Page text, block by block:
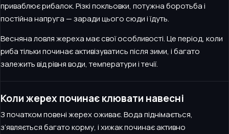
приваблює рибалок. Різкі покльовки, потужна боротьба і
постійна напруга — заради цього сюди і їдуть.
Весняна ловля жереха має свої особливості. Це період, коли
риба тільки починає активізуватись після зими, і багато
залежить від рівня води, температури і течії.
Коли жерех починає клювати навесні
З початком повені жерех оживає. Вода піднімається,
з’являється багато корму, і хижак починає активно